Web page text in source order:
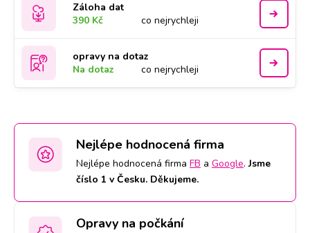
Záloha dat
390 Kč
co nejrychleji
opravy na dotaz
Na dotaz
co nejrychleji
Nejlépe hodnocená firma
Nejlépe hodnocená firma FB a Google.Jsme
číslo 1 v Česku. Děkujeme.
Opravy na počkání